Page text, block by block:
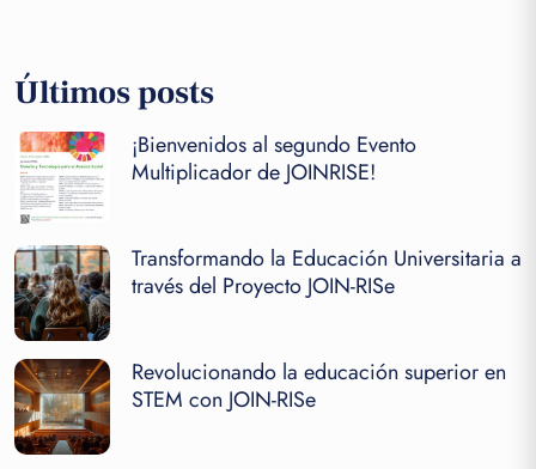
Últimos posts
¡Bienvenidos al segundo Evento
Multiplicador de JOINRISE!
Transformando la Educación Universitaria a
través del Proyecto JOIN-RISe
Revolucionando la educación superior en
STEM con JOIN-RISe